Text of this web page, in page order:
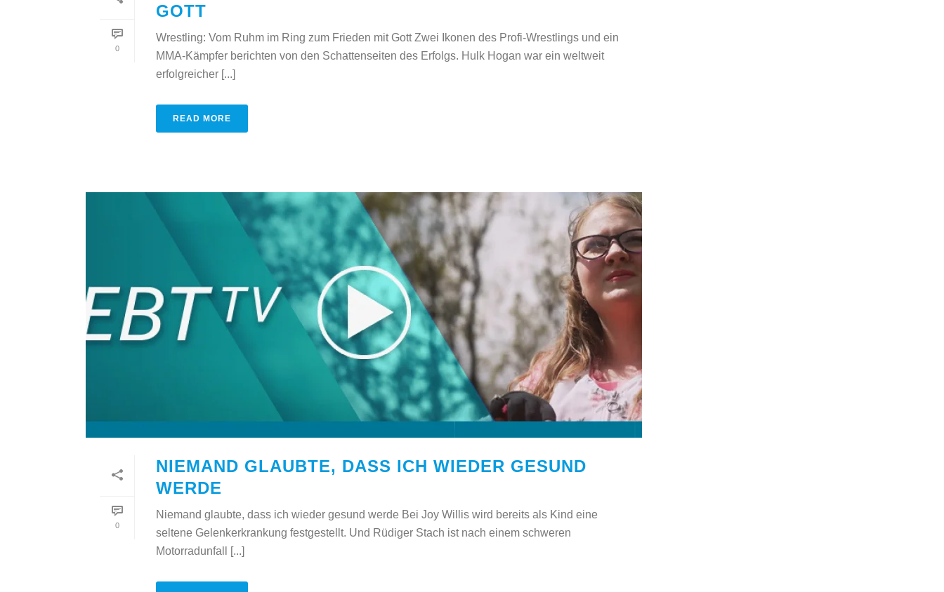
0
GOTT
Wrestling: Vom Ruhm im Ring zum Frieden mit Gott Zwei Ikonen des Profi-Wrestlings und ein
MMA-Kämpfer berichten von den Schattenseiten des Erfolgs. Hulk Hogan war ein weltweit
erfolgreicher [...]
READ MORE
0
NIEMAND GLAUBTE, DASS ICH WIEDER GESUND
WERDE
Niemand glaubte, dass ich wieder gesund werde Bei Joy Willis wird bereits als Kind eine
seltene Gelenkerkrankung festgestellt. Und Rüdiger Stach ist nach einem schweren
Motorradunfall [...]